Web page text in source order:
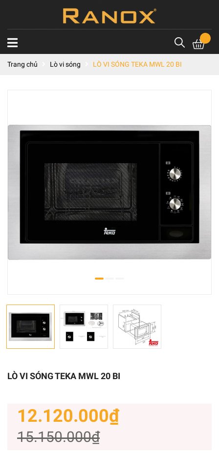
Trang chủ Lò vi sóng LÒ VI SÓNG TEKA MWL 20 BI
LÒ VI SÓNG TEKA MWL 20 BI
12.120.000₫
15.150.000₫